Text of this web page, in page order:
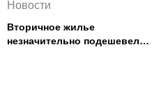
Новости
Вторичное жилье
незначительно подешевело